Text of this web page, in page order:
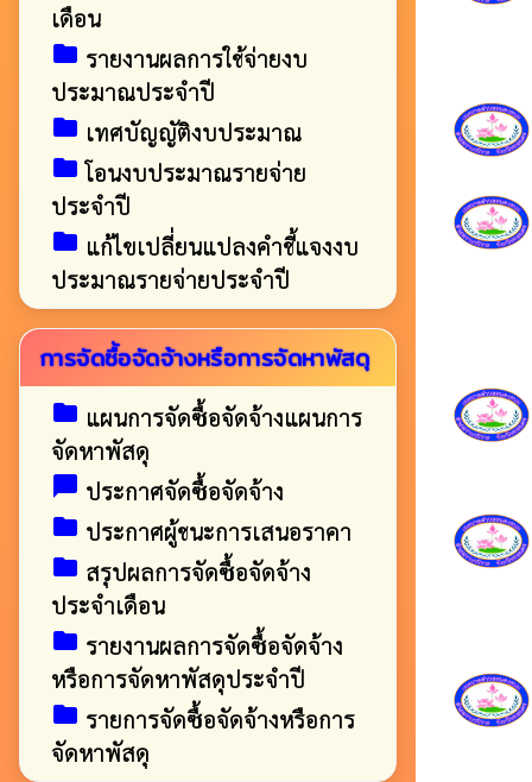
เดือน
folder รายงานผลการใช้จ่ายงบ
ประมาณประจำปี
folder เทศบัญญัติงบประมาณ
folder โอนงบประมาณรายจ่าย
ประจำปี
folder แก้ไขเปลี่ยนแปลงคำชี้แจงงบ
ประมาณรายจ่ายประจำปี
การจัดซื้อจัดจ้างหรือการจัดหาพัสดุ
folder แผนการจัดซื้อจัดจ้างแผนการ
จัดหาพัสดุ
chat_bubble ประกาศจัดซื้อจัดจ้าง
folder ประกาศผู้ชนะการเสนอราคา
folder สรุปผลการจัดซื้อจัดจ้าง
ประจำเดือน
folder รายงานผลการจัดซื้อจัดจ้าง
หรือการจัดหาพัสดุประจำปี
folder รายการจัดซื้อจัดจ้างหรือการ
จัดหาพัสดุ